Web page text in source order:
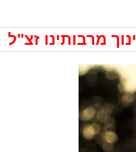
מרבותינו זצ"ל